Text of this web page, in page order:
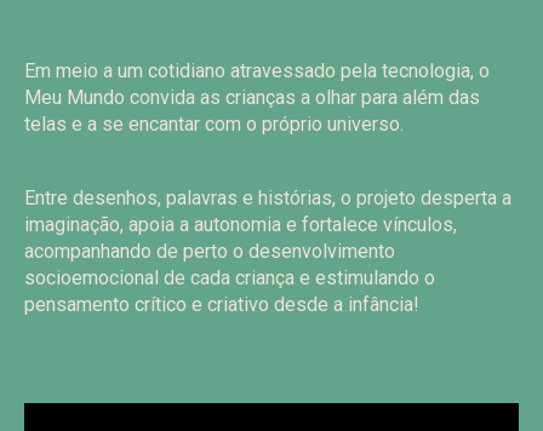
Em meio a um cotidiano atravessado pela tecnologia, o
Meu Mundo convida as crianças a olhar para além das
telas e a se encantar com o próprio universo.
Entre desenhos, palavras e histórias, o projeto desperta a
imaginação, apoia a autonomia e fortalece vínculos,
acompanhando de perto o desenvolvimento
socioemocional de cada criança e estimulando o
pensamento crítico e criativo desde a infância!